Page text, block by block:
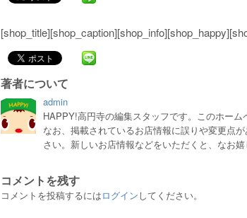
著者について
admin
HAPPY!高円寺の編集スタッフです。このホーム
なお、掲載されているお店情報に誤りや変更点
さい。新しいお店情報などをいただくと、なお
コメントを残す
コメントを投稿するにはログインしてください。